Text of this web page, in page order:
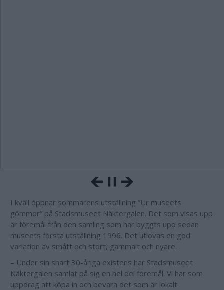
I kväll öppnar sommarens utställning ”Ur museets
gömmor” på Stadsmuseet Näktergalen. Det som visas upp
är föremål från den samling som har byggts upp sedan
museets första utställning 1996. Det utlovas en god
variation av smått och stort, gammalt och nyare.
– Under sin snart 30-åriga existens har Stadsmuseet
Näktergalen samlat på sig en hel del föremål. Vi har som
uppdrag att köpa in och bevara det som är lokalt